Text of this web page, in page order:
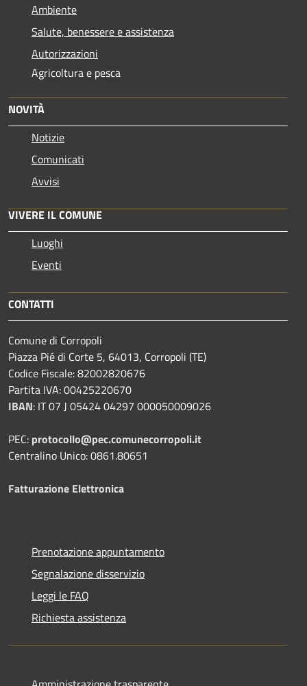
Ambiente
Salute, benessere e assistenza
Autorizzazioni
Agricoltura e pesca
NOVITÀ
Notizie
Comunicati
Avvisi
VIVERE IL COMUNE
Luoghi
Eventi
CONTATTI
Comune di Corropoli
Piazza Pié di Corte 5, 64013, Corropoli (TE)
Codice Fiscale: 82002820676
Partita IVA: 00425220670
IBAN: IT 07 J 05424 04297 000050009026
PEC: protocollo@pec.comunecorropoli.it
Centralino Unico: 0861.80651
Fatturazione Elettronica
Prenotazione appuntamento
Segnalazione disservizio
Leggi le FAQ
Richiesta assistenza